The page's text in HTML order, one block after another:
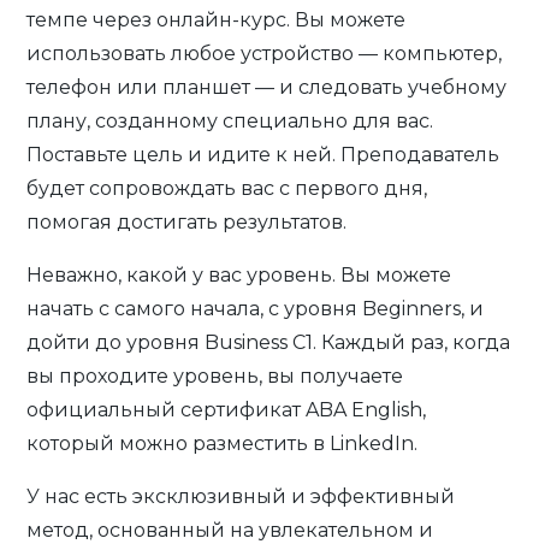
темпе через онлайн-курс. Вы можете
использовать любое устройство — компьютер,
телефон или планшет — и следовать учебному
плану, созданному специально для вас.
Поставьте цель и идите к ней. Преподаватель
будет сопровождать вас с первого дня,
помогая достигать результатов.
Неважно, какой у вас уровень. Вы можете
начать с самого начала, с уровня Beginners, и
дойти до уровня Business C1. Каждый раз, когда
вы проходите уровень, вы получаете
официальный сертификат ABA English,
который можно разместить в LinkedIn.
У нас есть эксклюзивный и эффективный
метод, основанный на увлекательном и